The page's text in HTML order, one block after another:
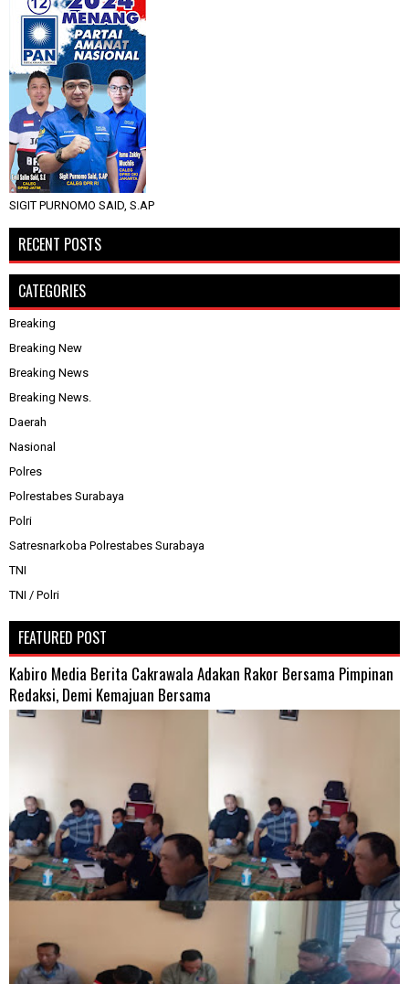
SIGIT PURNOMO SAID, S.AP
RECENT POSTS
CATEGORIES
Breaking
Breaking New
Breaking News
Breaking News.
Daerah
Nasional
Polres
Polrestabes Surabaya
Polri
Satresnarkoba Polrestabes Surabaya
TNI
TNI / Polri
FEATURED POST
Kabiro Media Berita Cakrawala Adakan Rakor Bersama Pimpinan
Redaksi, Demi Kemajuan Bersama